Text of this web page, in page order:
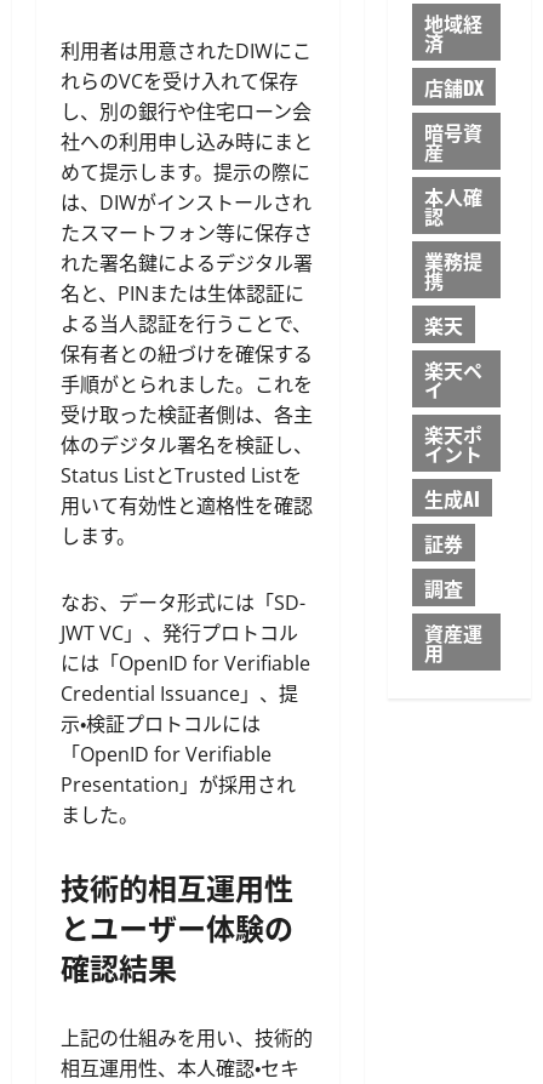
利用者は用意されたDIWにこ
れらのVCを受け入れて保存
し、別の銀行や住宅ローン会
社への利用申し込み時にまと
めて提示します。提示の際に
は、DIWがインストールされ
たスマートフォン等に保存さ
れた署名鍵によるデジタル署
名と、PINまたは生体認証に
よる当人認証を行うことで、
保有者との紐づけを確保する
手順がとられました。これを
受け取った検証者側は、各主
体のデジタル署名を検証し、
Status ListとTrusted Listを
用いて有効性と適格性を確認
します。
なお、データ形式には「SD-
JWT VC」、発行プロトコル
には「OpenID for Verifiable
Credential Issuance」、提
示・検証プロトコルには
「OpenID for Verifiable
Presentation」が採用され
ました。
技術的相互運用性
とユーザー体験の
確認結果
上記の仕組みを用い、技術的
相互運用性、本人確認・セキ
地域経
済
店舗DX
暗号資
産
本人確
認
業務提
携
楽天
楽天ペ
イ
楽天ポ
イント
生成AI
証券
調査
資産運
用